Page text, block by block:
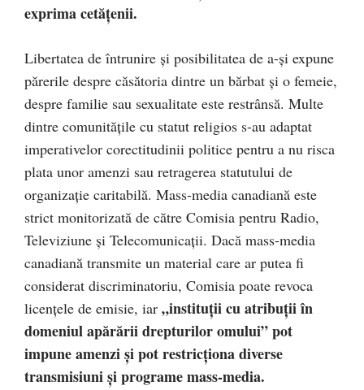
exprima cetățenii.
Libertatea de întrunire și posibilitatea de a-și expune
părerile despre căsătoria dintre un bărbat și o femeie,
despre familie sau sexualitate este restrânsă. Multe
dintre comunitățile cu statut religios s-au adaptat
imperativelor corectitudinii politice pentru a nu risca
plata unor amenzi sau retragerea statutului de
organizație caritabilă. Mass-media canadiană este
strict monitorizată de către Comisia pentru Radio,
Televiziune și Telecomunicații. Dacă mass-media
canadiană transmite un material care ar putea fi
considerat discriminatoriu, Comisia poate revoca
licențele de emisie, iar „instituții cu atribuții în
domeniul apărării drepturilor omului” pot
impune amenzi și pot restricționa diverse
transmisiuni și programe mass-media.